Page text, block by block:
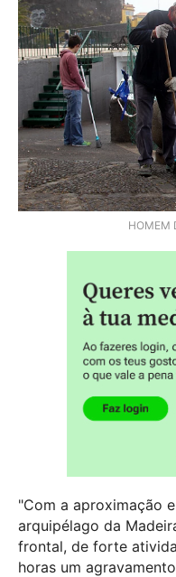
HOMEM
"Com a aproximação
arquipélago da
frontal, de forte
horas um